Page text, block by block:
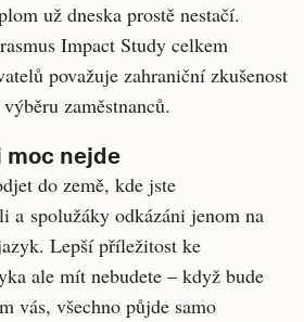
už dneska prostě nestačí.
Impact Study celkem
považuje zahraniční zkušenost
zaměstnanců.
nejde
do země, kde jste
a spolužáky odkázáni jenom na
Lepší příležitost ke
ale mít nebudete – když bude
vás, všechno půjde samo